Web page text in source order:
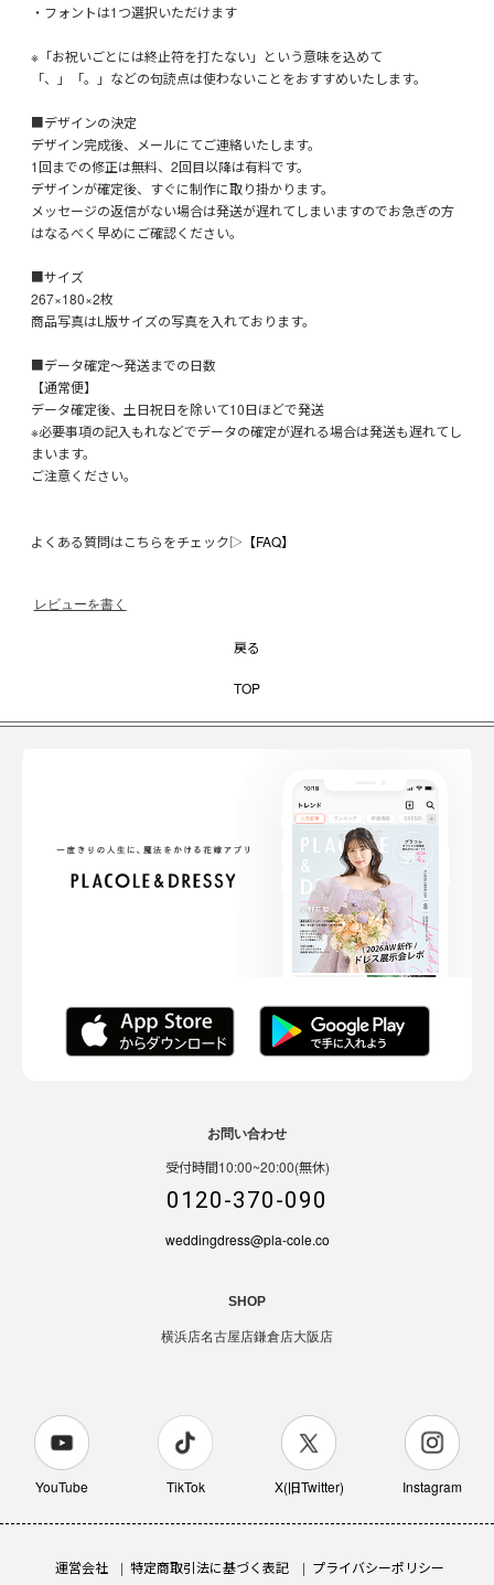
・フォントは1つ選択いただけます
※「お祝いごとには終止符を打たない」という意味を込めて
「、」「。」などの句読点は使わないことをおすすめいたします。
■デザインの決定
デザイン完成後、メールにてご連絡いたします。
1回までの修正は無料、2回目以降は有料です。
デザインが確定後、すぐに制作に取り掛かります。
メッセージの返信がない場合は発送が遅れてしまいますのでお急ぎの方
はなるべく早めにご確認ください。
■サイズ
267×180×2枚
商品写真はL版サイズの写真を入れております。
■データ確定～発送までの日数
【通常便】
データ確定後、土日祝日を除いて10日ほどで発送
※必要事項の記入もれなどでデータの確定が遅れる場合は発送も遅れてし
まいます。
ご注意ください。
よくある質問はこちらをチェック▷ 【FAQ】
レビューを書く
戻る
TOP
お問い合わせ
受付時間10:00~20:00(無休)
0120-370-090
weddingdress@pla-cole.co
SHOP
横浜店名古屋店鎌倉店大阪店
YouTube TikTok X(旧Twitter) Instagram
運営会社 特定商取引法に基づく表記 プライバシーポリシー